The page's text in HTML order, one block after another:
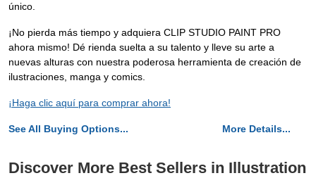
único.
¡No pierda más tiempo y adquiera CLIP STUDIO PAINT PRO
ahora mismo! Dé rienda suelta a su talento y lleve su arte a
nuevas alturas con nuestra poderosa herramienta de creación de
ilustraciones, manga y comics.
¡Haga clic aquí para comprar ahora!
See All Buying Options... More Details...
Discover More Best Sellers in Illustration